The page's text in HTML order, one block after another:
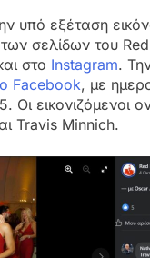
υπό εξέταση
των σελίδων του
στο Instagram.
Facebook, με
Οι εικονιζόμενοι
Travis Minnich.